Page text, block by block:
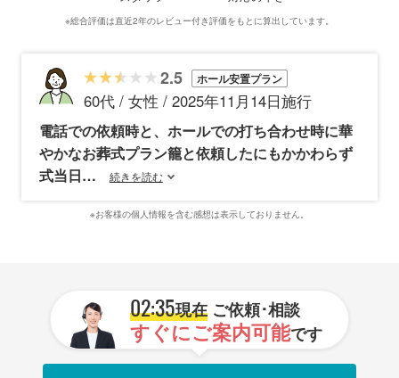
※総合評価は直近2年のレビュー付き評価をもとに算出しています。
2.5 ホール安置プラン
60代 / 女性 / 2025年11月14日施行
電話での依頼時と、ホールでの打ち合わせ時に華
やかなお葬式プラン籠と依頼したにもかかわらず
式当日
続きを読む
※お客様の個人情報を含む感想は表示しておりません。
02:35現在ご依頼･相談
すぐにご案内可能です